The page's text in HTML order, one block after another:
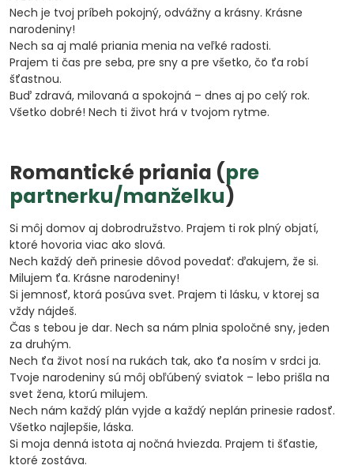
Nech je tvoj príbeh pokojný, odvážny a krásny. Krásne
narodeniny!
Nech sa aj malé priania menia na veľké radosti.
Prajem ti čas pre seba, pre sny a pre všetko, čo ťa robí
šťastnou.
Buď zdravá, milovaná a spokojná – dnes aj po celý rok.
Všetko dobré! Nech ti život hrá v tvojom rytme.
Romantické priania (pre
partnerku/manželku)
Si môj domov aj dobrodružstvo. Prajem ti rok plný objatí,
ktoré hovoria viac ako slová.
Nech každý deň prinesie dôvod povedať: ďakujem, že si.
Milujem ťa. Krásne narodeniny!
Si jemnosť, ktorá posúva svet. Prajem ti lásku, v ktorej sa
vždy nájdeš.
Čas s tebou je dar. Nech sa nám plnia spoločné sny, jeden
za druhým.
Nech ťa život nosí na rukách tak, ako ťa nosím v srdci ja.
Tvoje narodeniny sú môj obľúbený sviatok – lebo prišla na
svet žena, ktorú milujem.
Nech nám každý plán vyjde a každý neplán prinesie radosť.
Všetko najlepšie, láska.
Si moja denná istota aj nočná hviezda. Prajem ti šťastie,
ktoré zostáva.